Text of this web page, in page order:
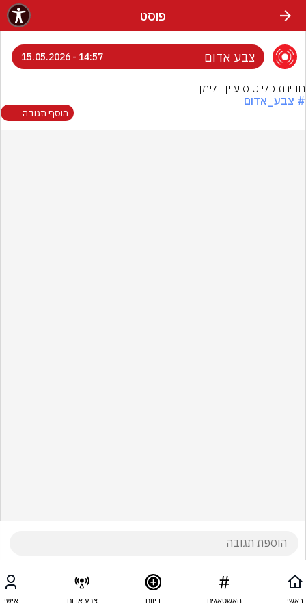
פוסט
צבע אדום 14:57 - 15.05.2026
חדירת כלי טיס עוין בלימן
# צבע_אדום
הוסף תגובה
ראשי האשטאגים דיווח צבע אדום אישי